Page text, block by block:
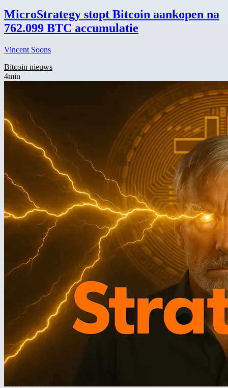
MicroStrategy stopt Bitcoin aankopen na
762.099 BTC accumulatie
Vincent Soons
Bitcoin nieuws
4min